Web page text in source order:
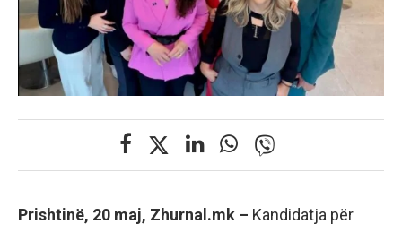
Prishtinë, 20 maj, Zhurnal.mk – Kandidatja për